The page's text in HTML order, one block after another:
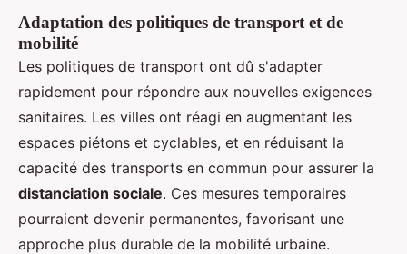
Adaptation des politiques de transport et de
mobilité
Les politiques de transport ont dû s'adapter
rapidement pour répondre aux nouvelles exigences
sanitaires. Les villes ont réagi en augmentant les
espaces piétons et cyclables, et en réduisant la
capacité des transports en commun pour assurer la
distanciation sociale. Ces mesures temporaires
pourraient devenir permanentes, favorisant une
approche plus durable de la mobilité urbaine.